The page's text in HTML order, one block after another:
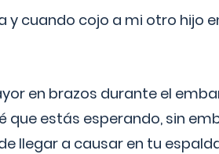
y cuando cojo a mi otro hijo
en brazos durante el
que estás esperando, sin
llegar a causar en tu